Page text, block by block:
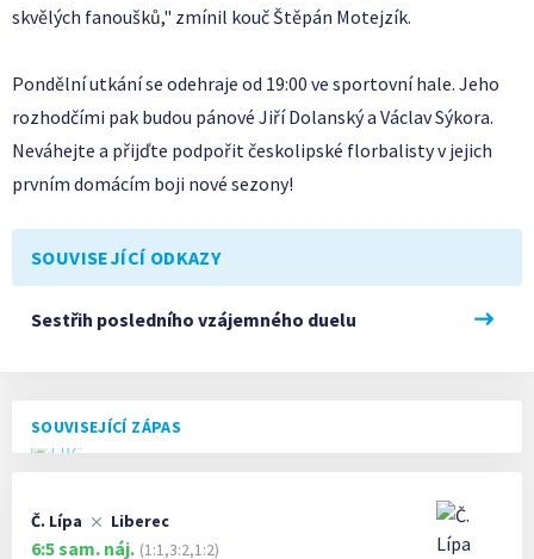
SOUVISEJÍCÍ ZÁPAS
Č. Lípa Liberec
6:5sam. náj. (1:1,3:2,1:2)
skvělých fanoušků," zmínil kouč Štěpán Motejzík.
Pondělní utkání se odehraje od 19:00 ve sportovní hale. Jeho
rozhodčími pak budou pánové Jiří Dolanský a Václav Sýkora.
Neváhejte a přijďte podpořit českolipské florbalisty v jejich
prvním domácím boji nové sezony!
SOUVISEJÍCÍ ODKAZY
Sestřih posledního vzájemného duelu